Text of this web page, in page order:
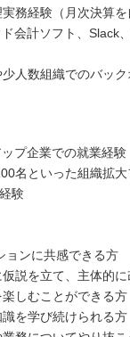
務経験（月次決算
会計ソフト、Slack
人数組織でのバッ
ップ企業での就業経験
名といった組織拡
験
ョンに共感できる方
仮説を立て、主体的
楽しむことができる方
識を学び続けられる方